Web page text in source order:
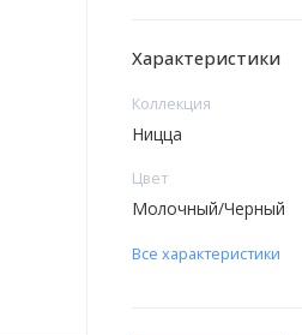
Характеристики
Коллекция
Ницца
Цвет
Молочный/Черный
Все характеристики